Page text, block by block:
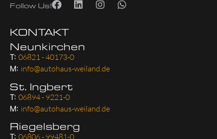
Follow Us!
KONTAKT
Neunkirchen
T: 06821 - 40173-0
M: info@autohaus-weiland.de
St. Ingbert
T: 06894 - 9221-0
M: info@autohaus-weiland.de
Riegelsberg
T: 06806 - 99481-0